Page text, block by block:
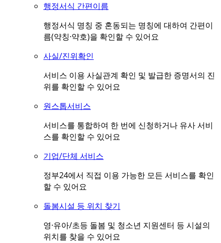
행정서식 간편이름
행정서식 명칭 중 혼동되는 명칭에 대하여 간편이
름(약칭·약호)을 확인할 수 있어요
사실/진위확인
서비스 이용 사실관계 확인 및 발급한 증명서의 진
위를 확인할 수 있어요
원스톱서비스
서비스를 통합하여 한 번에 신청하거나 유사 서비
스를 확인할 수 있어요
기업/단체 서비스
정부24에서 직접 이용 가능한 모든 서비스를 확인
할 수 있어요
돌봄시설 등 위치 찾기
영·유아/초등 돌봄 및 청소년 지원센터 등 시설의
위치를 찾을 수 있어요